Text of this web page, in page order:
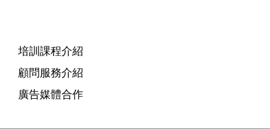
培訓課程介紹
顧問服務介紹
廣告媒體合作